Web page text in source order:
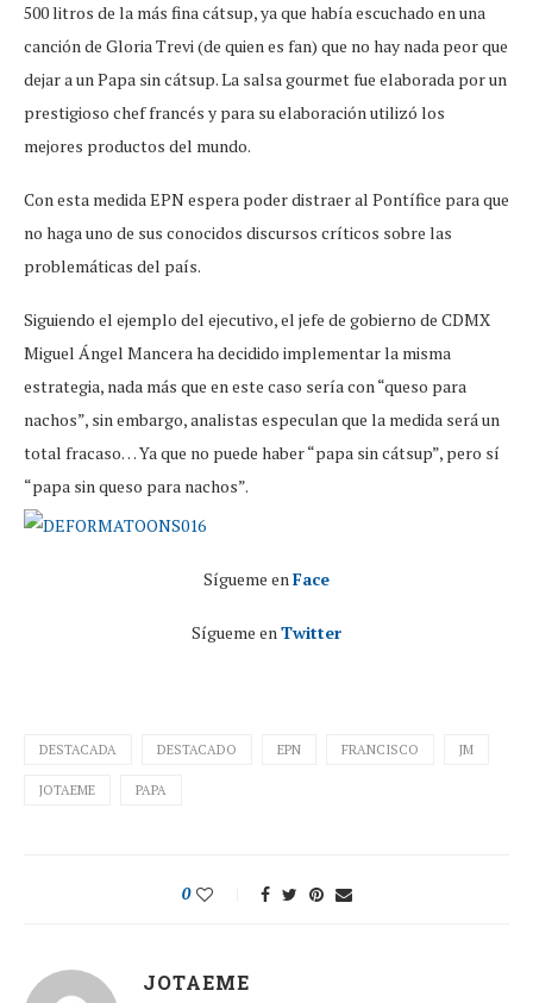
500 litros de la más fina cátsup, ya que había escuchado en una
canción de Gloria Trevi (de quien es fan) que no hay nada peor que
dejar a un Papa sin cátsup. La salsa gourmet fue elaborada por un
prestigioso chef francés y para su elaboración utilizó los
mejores productos del mundo.
Con esta medida EPN espera poder distraer al Pontífice para que
no haga uno de sus conocidos discursos críticos sobre las
problemáticas del país.
Siguiendo el ejemplo del ejecutivo, el jefe de gobierno de CDMX
Miguel Ángel Mancera ha decidido implementar la misma
estrategia, nada más que en este caso sería con “queso para
nachos”, sin embargo, analistas especulan que la medida será un
total fracaso… Ya que no puede haber “papa sin cátsup”, pero sí
“papa sin queso para nachos”.
Sígueme enFace
Sígueme enTwitter
DESTACADA DESTACADO EPN FRANCISCO JM
JOTAEME PAPA
0
JOTAEME